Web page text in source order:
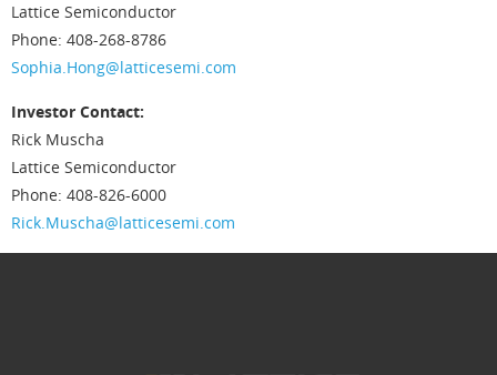
Lattice Semiconductor
Phone: 408-268-8786
Sophia.Hong@latticesemi.com
Investor Contact:
Rick Muscha
Lattice Semiconductor
Phone: 408-826-6000
Rick.Muscha@latticesemi.com